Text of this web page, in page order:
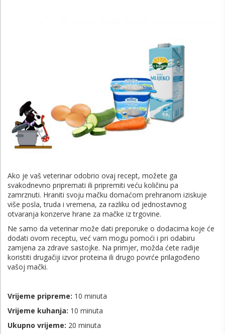
Ako je vaš veterinar odobrio ovaj recept, možete ga
svakodnevno pripremati ili pripremiti veću količinu pa
zamrznuti. Hraniti svoju mačku domaćom prehranom iziskuje
više posla, truda i vremena, za razliku od jednostavnog
otvaranja konzerve hrane za mačke iz trgovine.
Ne samo da veterinar može dati preporuke o dodacima koje će
dodati ovom receptu, već vam mogu pomoći i pri odabiru
zamjena za zdrave sastojke. Na primjer, možda ćete radije
koristiti drugačiji izvor proteina ili drugo povrće prilagođeno
vašoj mački.
Vrijeme pripreme: 10 minuta
Vrijeme kuhanja: 10 minuta
Ukupno vrijeme: 20 minuta